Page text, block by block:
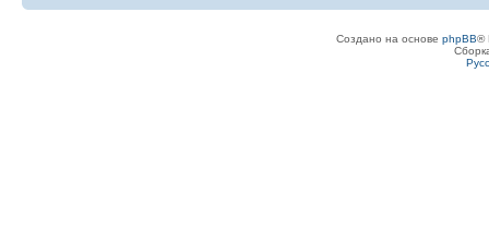
Создано на основе phpBB®